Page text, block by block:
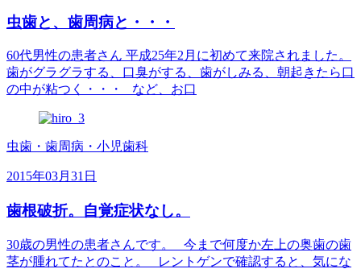
虫歯と、歯周病と・・・
60代男性の患者さん 平成25年2月に初めて来院されました。
歯がグラグラする、口臭がする、歯がしみる、朝起きたら口
の中が粘つく・・・ など、お口
虫歯・歯周病・小児歯科
2015年03月31日
歯根破折。自覚症状なし。
30歳の男性の患者さんです。 今まで何度か左上の奥歯の歯
茎が腫れてたとのこと。 レントゲンで確認すると、気にな